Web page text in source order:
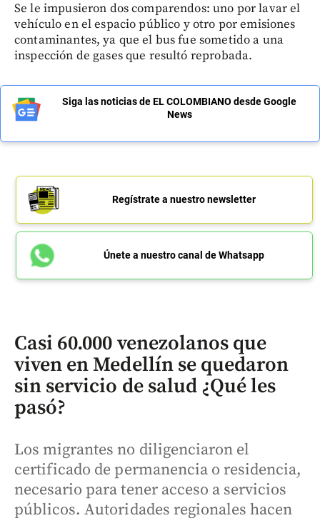
Se le impusieron dos comparendos: uno por lavar el
vehículo en el espacio público y otro por emisiones
contaminantes, ya que el bus fue sometido a una
inspección de gases que resultó reprobada.
Siga las noticias de EL COLOMBIANO desde Google
News
Regístrate a nuestro newsletter
Únete a nuestro canal de Whatsapp
Casi 60.000 venezolanos que
viven en Medellín se quedaron
sin servicio de salud ¿Qué les
pasó?
Los migrantes no diligenciaron el
certificado de permanencia o residencia,
necesario para tener acceso a servicios
públicos. Autoridades regionales hacen